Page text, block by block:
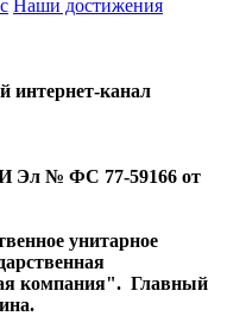
Наши достижения
интернет-канал
Эл № ФС 77-59166 от
унитарное
компания". Главный